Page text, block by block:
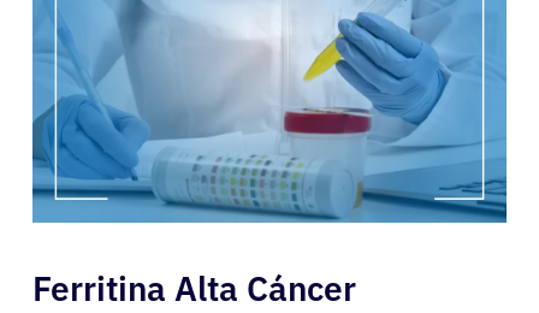
Ferritina Alta Cáncer